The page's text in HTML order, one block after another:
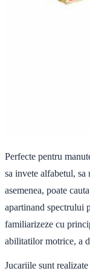
Perfecte pentru
sa invete alfabetul,
asemenea, poate
apartinand spectrului
familiarizeze cu
abilitatilor motrice, a
Jucariile sunt